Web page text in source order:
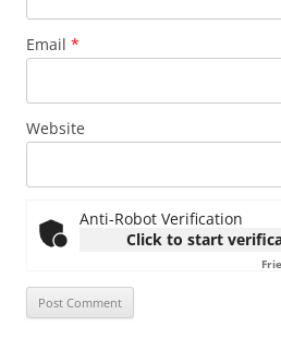
Email *
Website
Anti-Robot Verification
Click to start